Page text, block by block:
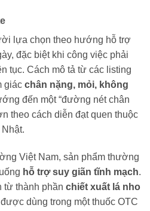
lựa chọn theo hướng hỗ trợ
đặc biệt khi công việc phải
tục. Cách mô tả từ các listing
giác chân nặng, mỏi, không
đến một “đường nét chân
theo cách diễn đạt quen thuộc
Việt Nam, sản phẩm thường
hỗ trợ suy giãn tĩnh mạch.
từ thành phần chiết xuất lá nho
dùng trong một thuốc OTC